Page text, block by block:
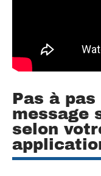
Pas à
message
selon